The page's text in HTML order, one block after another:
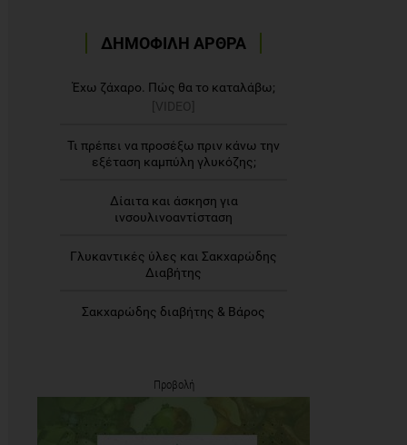
ΔΗΜΟΦΙΛΗ ΑΡΘΡΑ
Έχω ζάχαρο. Πώς θα το καταλάβω;
[VIDEO]
Τι πρέπει να προσέξω πριν κάνω την
εξέταση καμπύλη γλυκόζης;
Δίαιτα και άσκηση για
ινσουλινοαντίσταση
Γλυκαντικές ύλες και Σακχαρώδης
Διαβήτης
Σακχαρώδης διαβήτης & Βάρος
Προβολή